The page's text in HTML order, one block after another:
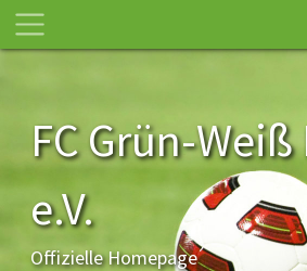
FC Grün-
e.V.
Offizielle Homepage